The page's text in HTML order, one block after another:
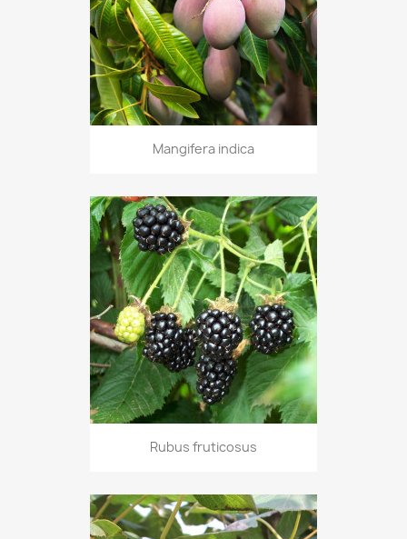
Mangifera indica
Rubus fruticosus